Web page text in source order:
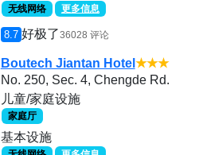
无线网络 更多信息
8.7 好极了36028 评论
Boutech Jiantan Hotel ★★★
No. 250, Sec. 4, Chengde Rd.
儿童/家庭设施
家庭厅
基本设施